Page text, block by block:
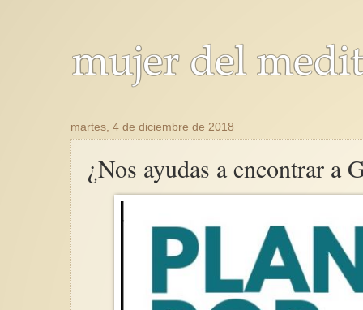
martes, 4 de diciembre de 2018
¿Nos ayudas a encontrar a